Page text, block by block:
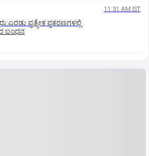
11:31 AM IST
ಪ್ರತ್ಯೇಕ ಪ್ರಕರಣಗಳಲ್ಲಿ
ಬಂಧನ